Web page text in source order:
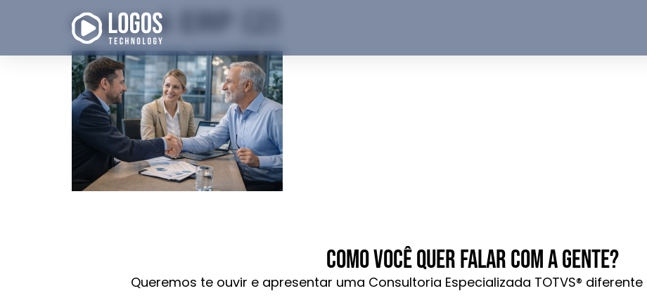
o que é ERP (2)
Como você quer falar com a gente?
Queremos te ouvir e apresentar uma Consultoria Especializada TOTVS®